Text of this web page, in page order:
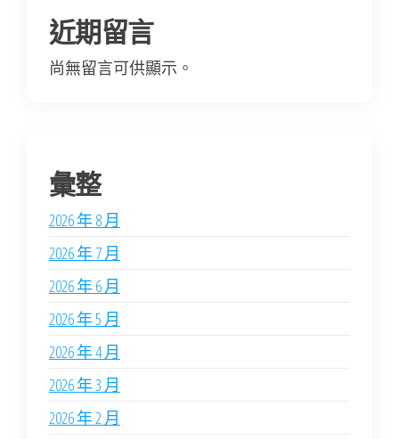
近期留言
尚無留言可供顯示。
彙整
2026 年 8 月
2026 年 7 月
2026 年 6 月
2026 年 5 月
2026 年 4 月
2026 年 3 月
2026 年 2 月